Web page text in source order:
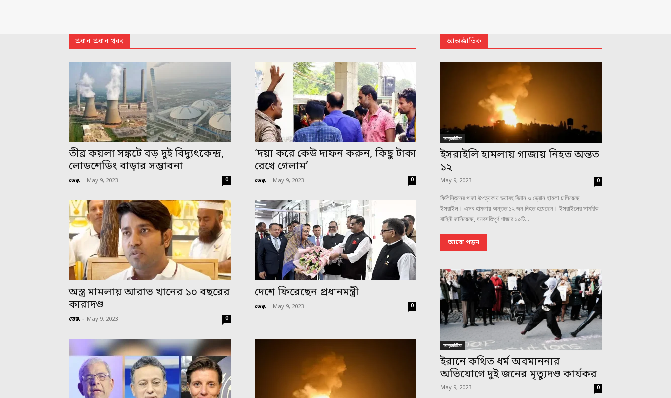
প্রধান প্রধান খবর
তীব্র কয়লা সঙ্কটে বড় দুই বিদ্যুৎকেন্দ্র,
লোডশেডিং বাড়ার সম্ভাবনা
ডেস্ক - May 9, 2023 0
‘দয়া করে কেউ দাফন করুন, কিছু টাকা
রেখে গেলাম’
ডেস্ক - May 9, 2023 0
অস্ত্র মামলায় আরাভ খানের ১০ বছরের
কারাদণ্ড
ডেস্ক - May 9, 2023 0
দেশে ফিরেছেন প্রধানমন্ত্রী
ডেস্ক - May 9, 2023 0
আন্তর্জাতিক
আন্তর্জাতিক
ইসরাইলি হামলায় গাজায় নিহত অন্তত
১২
May 9, 2023 0
ফিলিস্তিনের গাজা উপত্যকায় ভয়াবহ বিমান ও ড্রোন হামলা চালিয়েছে
ইসরাইল। এসব হামলায় অন্তত ১২ জন নিহত হয়েছেন। ইসরাইলের সামরিক
বাহিনী জানিয়েছে, ঘনবসতিপূর্ণ গাজার ১০টি...
আরো পড়ুন
আন্তর্জাতিক
ইরানে কথিত ধর্ম অবমাননার
অভিযোগে দুই জনের মৃত্যুদণ্ড কার্যকর
May 9, 2023 0